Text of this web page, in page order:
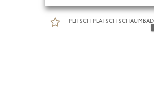
PLITSCH PLATSCH SCHAUMBAD